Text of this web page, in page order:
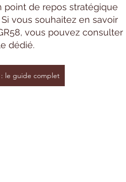
de repos stratégique
vous souhaitez en savoir
vous pouvez consulter
dédié.
: le guide complet